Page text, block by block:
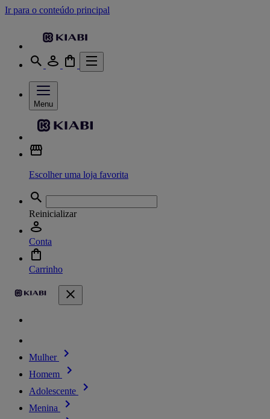
Ir para o conteúdo principal
Menu
Escolher uma loja favorita
Reinicializar
Conta
Carrinho
Mulher
Homem
Adolescente
Menina